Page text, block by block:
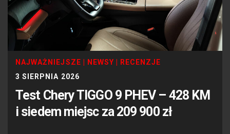
NAJWAŻNIEJSZE NEWSY
RECENZJE
3 SIERPNIA 2026
Test Chery TIGGO 9 PHEV – 428 KM
i siedem miejsc za 209 900 zł